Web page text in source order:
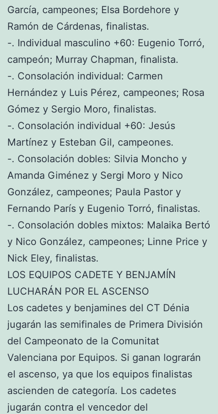
García, campeones; Elsa Bordehore y
Ramón de Cárdenas, finalistas.
-. Individual masculino +60: Eugenio Torró,
campeón; Murray Chapman, finalista.
-. Consolación individual: Carmen
Hernández y Luis Pérez, campeones; Rosa
Gómez y Sergio Moro, finalistas.
-. Consolación individual +60: Jesús
Martínez y Esteban Gil, campeones.
-. Consolación dobles: Silvia Moncho y
Amanda Giménez y Sergi Moro y Nico
González, campeones; Paula Pastor y
Fernando París y Eugenio Torró, finalistas.
-. Consolación dobles mixtos: Malaika Bertó
y Nico González, campeones; Linne Price y
Nick Eley, finalistas.
LOS EQUIPOS CADETE Y BENJAMÍN
LUCHARÁN POR EL ASCENSO
Los cadetes y benjamines del CT Dénia
jugarán las semifinales de Primera División
del Campeonato de la Comunitat
Valenciana por Equipos. Si ganan lograrán
el ascenso, ya que los equipos finalistas
ascienden de categoría. Los cadetes
jugarán contra el vencedor del